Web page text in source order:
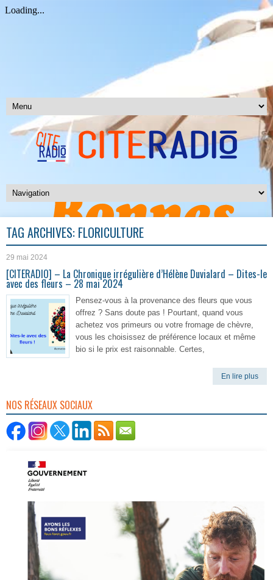
TAG ARCHIVES: FLORICULTURE
29 mai 2024
[CITERADIO] – La Chronique irrégulière d’Hélène Duvialard – Dites-le
avec des fleurs – 28 mai 2024
Pensez-vous à la provenance des fleurs que vous
offrez ? Sans doute pas ! Pourtant, quand vous
achetez vos primeurs ou votre fromage de chèvre,
vous les choisissez de préférence locaux et même
bio si le prix est raisonnable. Certes,
En lire plus
NOS RÉSEAUX SOCIAUX